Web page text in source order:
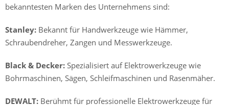
bekanntesten Marken des Unternehmens sind:
Stanley: Bekannt für Handwerkzeuge wie Hämmer,
Schraubendreher, Zangen und Messwerkzeuge.
Black & Decker: Spezialisiert auf Elektrowerkzeuge wie
Bohrmaschinen, Sägen, Schleifmaschinen und Rasenmäher.
DEWALT: Berühmt für professionelle Elektrowerkzeuge für